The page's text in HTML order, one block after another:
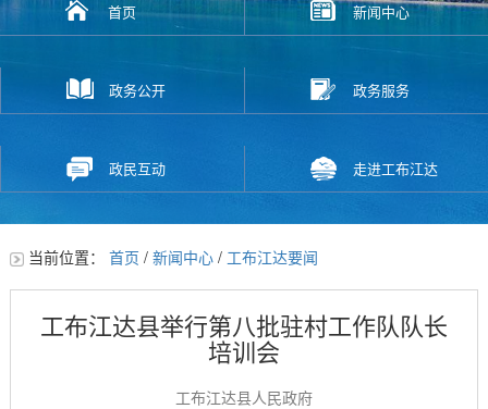
首页 新闻中心
政务公开 政务服务
政民互动 走进工布江达
当前位置： 首页 / 新闻中心/ 工布江达要闻
工布江达县举行第八批驻村工作队队长
培训会
工布江达县人民政府